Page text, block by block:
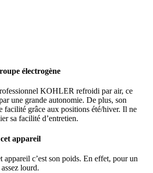
électrogène
KOHLER refroidi par air, ce
une grande autonomie. De plus, son
facilité grâce aux positions été/hiver. Il ne
sa facilité d’entretien.
appareil
appareil c’est son poids. En effet, pour un
lourd.